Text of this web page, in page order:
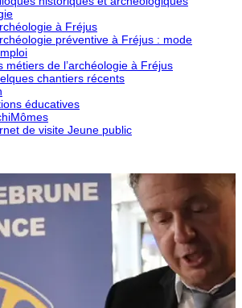
à Fréjus
préventive à Fréjus : mode
métiers de l’archéologie à Fréjus
chantiers récents
éducatives
de visite Jeune public